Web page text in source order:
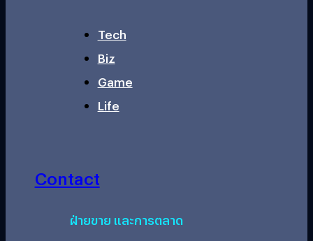
Tech
Biz
Game
Life
Contact
ฝ่ายขาย และการตลาด